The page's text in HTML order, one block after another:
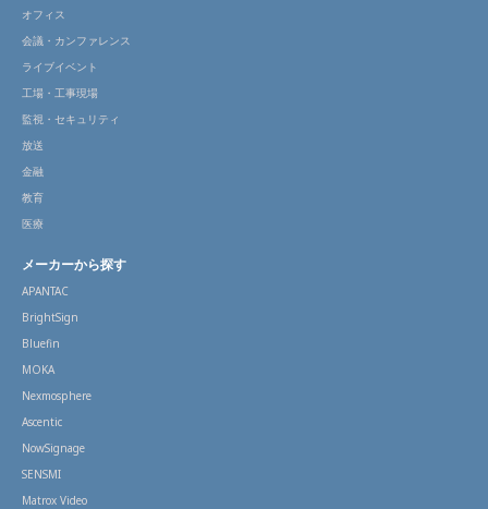
オフィス
会議・カンファレンス
ライブイベント
工場・工事現場
監視・セキュリティ
放送
金融
教育
医療
メーカーから探す
APANTAC
BrightSign
Bluefin
MOKA
Nexmosphere
Ascentic
NowSignage
SENSMI
Matrox Video